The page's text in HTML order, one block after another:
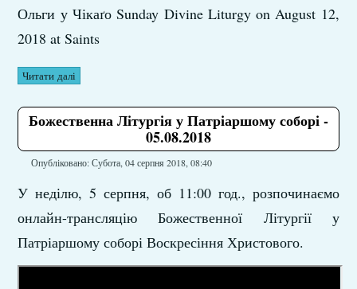
Ольги у Чікаґо Sunday Divine Liturgy on August 12,
2018 at Saints
Читати далі
Божественна Літургія у Патріаршому соборі -
05.08.2018
Опубліковано: Субота, 04 серпня 2018, 08:40
У неділю, 5 серпня, об 11:00 год., розпочинаємо
онлайн-трансляцію Божественної Літургії у
Патріаршому соборі Воскресіння Христового.